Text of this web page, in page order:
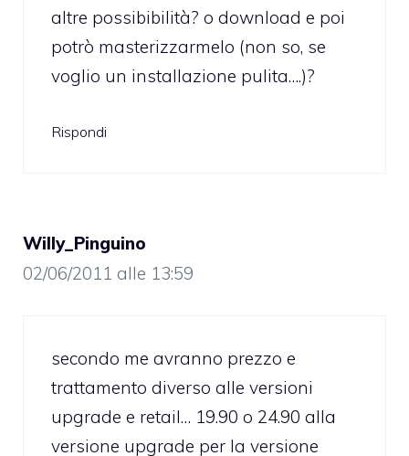
altre possibibilità? o download e poi
potrò masterizzarmelo (non so, se
voglio un installazione pulita….)?
Rispondi
Willy_Pinguino
02/06/2011 alle 13:59
secondo me avranno prezzo e
trattamento diverso alle versioni
upgrade e retail… 19.90 o 24.90 alla
versione upgrade per la versione